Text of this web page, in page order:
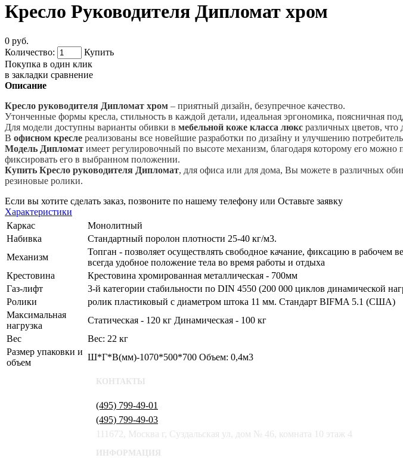
Кресло Руководителя Дипломат хром
0 руб.
Количество:
Купить
Покупка в один клик
в закладки сравнение
Описание
Кресло руководителя Дипломат хром – приятный дизайн, безупречное качество.
Утонченные формы кресла, стильность в каждой детали, идеальная эргономика, поясничная
Для модели доступны варианты обивки в мебельной коже класса люкс различных цветов, что
В офисном кресле реализованы все новейшие разработки по дизайну и улучшению
Модель Дипломат имеет регулировочный по высоте механизм, благодаря которому его
фиксировать его в выбранном положении.
Купить Кресло руководителя Дипломат, для офиса или для дома, Вы можете в различных
резиновые ролики.
Если вы хотите сделать заказ, позвоните по нашему телефону или Оставьте заявку
Характеристики
Каркас
Монолитный
Набивка
Стандартный поролон плотности 25-40 кг/м3.
Механизм
Топган - позволяет осуществлять свободное качание, фиксацию в рабочем
всегда удобное положение тела во время работы и отдыха
Крестовина
Крестовина хромированная металлическая - 700мм
Газ-лифт
3-й категории стабильности по DIN 4550 (200 000 циклов динамической
Ролики
ролик пластиковый с диаметром штока 11 мм. Стандарт BIFMA 5.1 (США)
Максимальная
нагрузка
Статическая - 120 кг Динамическая - 100 кг
Вес
Вес: 22 кг
Размер упаковки и
объем
Ш*Г*В(мм)-1070*500*700 Объем: 0,4м3
КОНТАКТЫ
(495) 799-49-01
(495) 799-49-03
111672, Москва г, Суздальская ул, дом № 46, комната 10 этаж 4
ИНФОРМАЦИЯ